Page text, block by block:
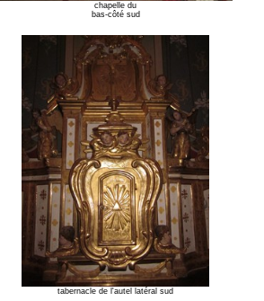
chapelle du
bas-côté sud
tabernacle de l'autel latéral sud